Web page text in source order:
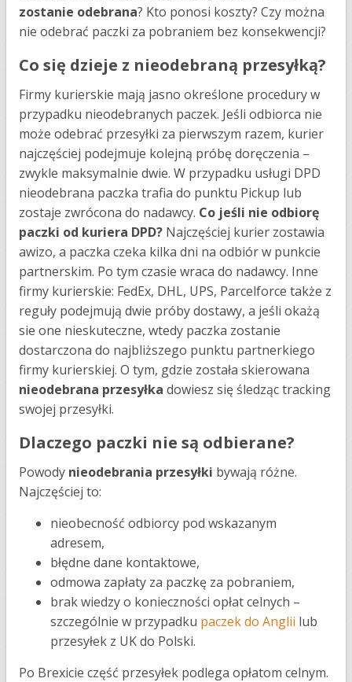
zostanie odebrana? Kto ponosi koszty? Czy można
nie odebrać paczki za pobraniem bez konsekwencji?
Co się dzieje z nieodebraną przesyłką?
Firmy kurierskie mają jasno określone procedury w
przypadku nieodebranych paczek. Jeśli odbiorca nie
może odebrać przesyłki za pierwszym razem, kurier
najczęściej podejmuje kolejną próbę doręczenia –
zwykle maksymalnie dwie. W przypadku usługi DPD
nieodebrana paczka trafia do punktu Pickup lub
zostaje zwrócona do nadawcy. Co jeśli nie odbiorę
paczki od kuriera DPD? Najczęściej kurier zostawia
awizo, a paczka czeka kilka dni na odbiór w punkcie
partnerskim. Po tym czasie wraca do nadawcy. Inne
firmy kurierskie: FedEx, DHL, UPS, Parcelforce także z
reguły podejmują dwie próby dostawy, a jeśli okażą
sie one nieskuteczne, wtedy paczka zostanie
dostarczona do najbliższego punktu partnerkiego
firmy kurierskiej. O tym, gdzie została skierowana
nieodebrana przesyłka dowiesz się śledząc tracking
swojej przesyłki.
Dlaczego paczki nie są odbierane?
Powody nieodebrania przesyłki bywają różne.
Najczęściej to:
nieobecność odbiorcy pod wskazanym
adresem,
błędne dane kontaktowe,
odmowa zapłaty za paczkę za pobraniem,
brak wiedzy o konieczności opłat celnych –
szczególnie w przypadku paczek do Anglii lub
przesyłek z UK do Polski.
Po Brexicie część przesyłek podlega opłatom celnym.